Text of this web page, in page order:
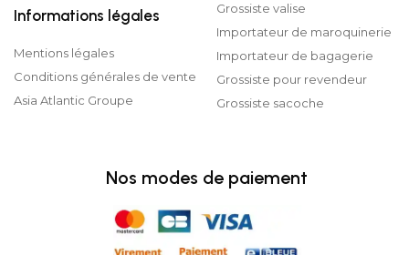
Informations légales
Mentions légales
Conditions générales de vente
Asia Atlantic Groupe
Grossiste valise
Importateur de maroquinerie
Importateur de bagagerie
Grossiste pour revendeur
Grossiste sacoche
Nos modes de paiement